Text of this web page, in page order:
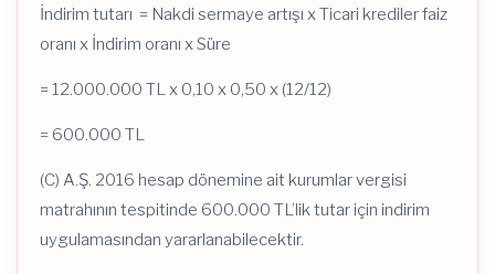
İndirim tutarı = Nakdi sermaye artışı x Ticari krediler faiz
oranı x İndirim oranı x Süre
= 12.000.000 TL x 0,10 x 0,50 x (12/12)
= 600.000 TL
(C) A.Ş. 2016 hesap dönemine ait kurumlar vergisi
matrahının tespitinde 600.000 TL’lik tutar için indirim
uygulamasından yararlanabilecektir.